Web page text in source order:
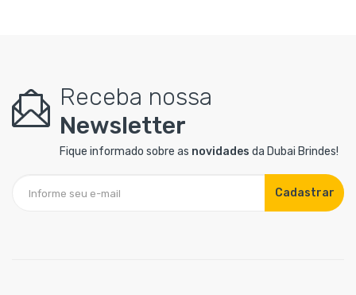
Receba nossa
Newsletter
Fique informado sobre as novidades da Dubai Brindes!
Cadastrar